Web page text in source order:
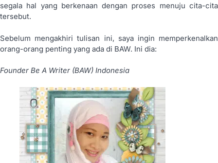
segala hal yang berkenaan dengan proses menuju cita-cita
tersebut.
Sebelum mengakhiri tulisan ini, saya ingin memperkenalkan
orang-orang penting yang ada di BAW. Ini dia:
Founder Be A Writer (BAW) Indonesia